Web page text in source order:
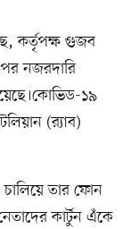
কর্তৃপক্ষ গুজব
নজরদারি
১৯
(র‌্যাব)
চালিয়ে তার ফোন
কার্টুন এঁকে